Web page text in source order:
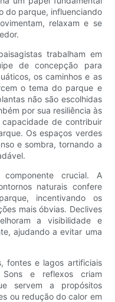
do parque, influenciando
relaxam e se
trabalham em
de concepção para
os caminhos e as
o tema do parque e
não são escolhidas
por sua resiliência às
de contribuir
Os espaços verdes
e sombra, tornando a
crucial. A
naturais confere
incentivando os
mais óbvias. Declives
a visibilidade e
ajudando a evitar uma
fontes e lagos artificiais
Sons e reflexos criam
servem a propósitos
ou redução do calor em